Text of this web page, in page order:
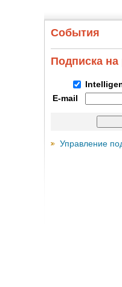
События
Подписка на
E-mail
Управление